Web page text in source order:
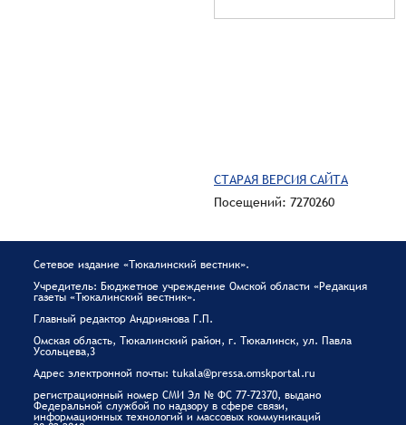
СТАРАЯ ВЕРСИЯ САЙТА
Посещений: 7270260
Сетевое издание «Тюкалинский вестник».
Учредитель: Бюджетное учреждение Омской области «Редакция
газеты «Тюкалинский вестник».
Главный редактор Андриянова Г.П.
Омская область, Тюкалинский район, г. Тюкалинск, ул. Павла
Усольцева,3
Адрес электронной почты: tukala@pressa.omskportal.ru
регистрационный номер СМИ Эл № ФС 77-72370, выдано
Федеральной службой по надзору в сфере связи,
информационных технологий и массовых коммуникаций